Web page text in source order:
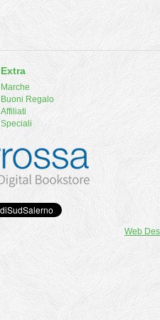
Extra
Marche
Buoni Regalo
Affiliati
Speciali
Web